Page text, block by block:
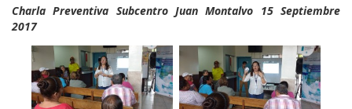
Charla Preventiva Subcentro Juan Montalvo 15 Septiembre
2017